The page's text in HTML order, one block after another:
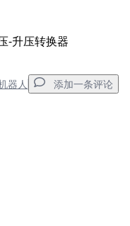
-升压转换器
器人 添加一条评论